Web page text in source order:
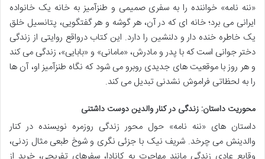
«ننه نامه» خواننده را به سفری صمیمی و طنزآمیز به خانه یک خانواده
ایرانی می برد؛ خانه ای که در آن، هر گوشه و هر گفتگویی، پتانسیل خلق
یک خاطره خنده دار و دلنشین را دارد. این کتاب درواقع روایتی از زندگی
دختر جوانی است که با پدر و مادرش، «مامانی» و «بابایی»، زندگی می کند
و هر روز با موقعیت های جدیدی روبرو می شود که نگاه طنزآمیز او، آن ها
را به لحظاتی فراموش نشدنی تبدیل می کند.
محوریت داستان: زندگی در کنار والدین دوست داشتنی
داستان های «ننه نامه» حول محور زندگی روزمره نویسنده در کنار
والدینش می چرخد. شریف نیک با جزئی نگری و شوخ طبعی مثال زدنی،